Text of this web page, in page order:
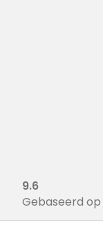
9.6
Gebaseerd op